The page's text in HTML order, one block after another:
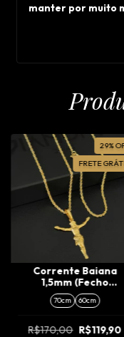
manter por muito
29%
FRETE
Corrente Baiana
1,5mm (Fecho
Tradicional) +
Pingente Jesus 3D (M)
70cm 60cm
R$170,00 R$119,90